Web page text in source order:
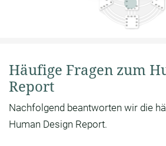
Häufige Fragen zum
Report
Nachfolgend beantworten wir die
Human Design Report.